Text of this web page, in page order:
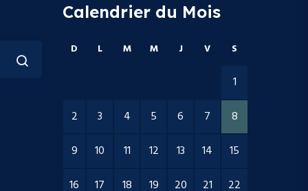
Calendrier du Mois
D L M M J V S
1
2
3 4 5 6 7
8
9
10 11 12 13 14
15
16
17 18 19 20 21 22